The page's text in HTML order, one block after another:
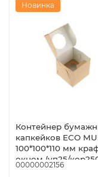
Новинка
Контейнер
капкейков ECO
100*100*110 мм
окном (уп25/
00000002156